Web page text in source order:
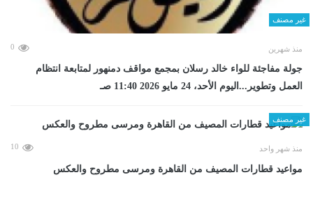
غير مصنف
منذ شهرين 0
جولة مفاجئة للواء خالد رسلان بمجمع مواقف دمنهور لمتابعة انتظام
العمل وتطوير...اليوم الأحد، 24 مايو 2026 11:40 صـ
غير مصنف
منذ شهر واحد 10
مواعيد قطارات المصيف من القاهرة ومرسى مطروح والعكس